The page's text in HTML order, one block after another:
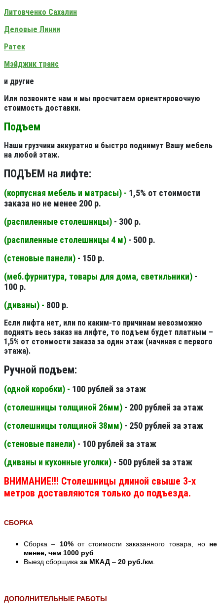
Литовченко Сахалин
Деловые Линии
Ратек
Мэйджик транс
и другие
Или позвоните нам и мы просчитаем ориентировочную
стоимость доставки.
Подъем
Наши грузчики аккуратно и быстро поднимут Вашу мебель
на любой этаж.
ПОДЪЕМ на лифте:
(корпусная мебель и матрасы) - 1,5% от стоимости
заказа но не менее 200 р.
(распиленные столешницы) - 300 р.
(распиленные столешницы 4 м) - 500 р.
(стеновые панели) - 150 р.
(меб.фурнитура, товары для дома, светильники) -
100 р.
(диваны) - 800 р.
Если лифта нет, или по каким-то причинам невозможно
поднять весь заказ на лифте, то подъем будет платным –
1,5% от стоимости заказа за один этаж (начиная с первого
этажа).
Ручной подъем:
(одной коробки) - 100 рублей за этаж
(столешницы толщиной 26мм) - 200 рублей за этаж
(столешницы толщиной 38мм) - 250 рублей за этаж
(стеновые панели) - 100 рублей за этаж
(диваны и кухонные уголки) - 500 рублей за этаж
ВНИМАНИЕ!!! Столешницы длиной свыше 3-х
метров доставляются только до подъезда.
СБОРКА
Сборка – 10%от стоимости заказанного товара, но не
менее, чем 1000 руб
Выезд сборщика за МКАД – 20 руб./км
ДОПОЛНИТЕЛЬНЫЕ РАБОТЫ